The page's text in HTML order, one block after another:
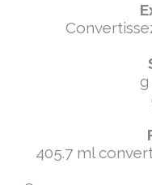
g
405.7 ml